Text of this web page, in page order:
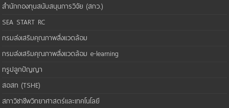
สำนักกองทุนสนับสนุนการวิจัย (สกว.)
SEA START RC
กรมส่งเสริมคุณภาพสิ่งแวดล้อม
กรมส่งเสริมคุณภาพสิ่งแวดล้อม e-learning
ทรูปลูกปัญญา
สอสท (TSHE)
สภาวิชาชีพวิทยาศาสตร์และเทคโนโลยี